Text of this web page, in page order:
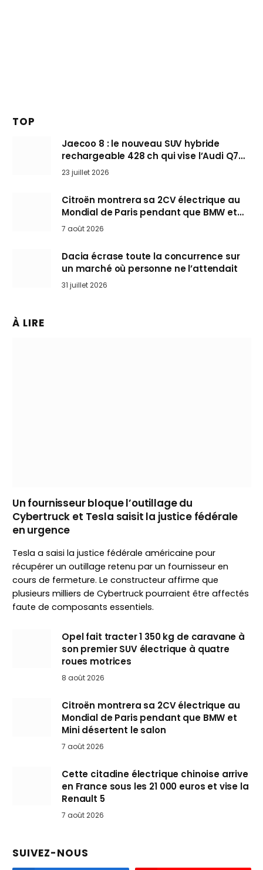
TOP
Jaecoo 8 : le nouveau SUV hybride
rechargeable 428 ch qui vise l’Audi Q7
arrive en Europe cet automne
23 juillet 2026
Citroën montrera sa 2CV électrique au
Mondial de Paris pendant que BMW et
Mini désertent le salon
7 août 2026
Dacia écrase toute la concurrence sur
un marché où personne ne l’attendait
31 juillet 2026
À LIRE
Un fournisseur bloque l’outillage du
Cybertruck et Tesla saisit la justice fédérale
en urgence
Tesla a saisi la justice fédérale américaine pour
récupérer un outillage retenu par un fournisseur en
cours de fermeture. Le constructeur affirme que
plusieurs milliers de Cybertruck pourraient être affectés
faute de composants essentiels.
Opel fait tracter 1 350 kg de caravane à
son premier SUV électrique à quatre
roues motrices
8 août 2026
Citroën montrera sa 2CV électrique au
Mondial de Paris pendant que BMW et
Mini désertent le salon
7 août 2026
Cette citadine électrique chinoise arrive
en France sous les 21 000 euros et vise la
Renault 5
7 août 2026
SUIVEZ-NOUS